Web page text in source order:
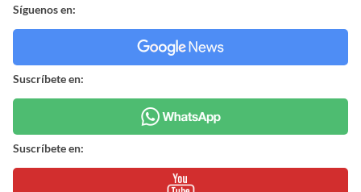
Síguenos en:
Suscríbete en:
Suscríbete en: